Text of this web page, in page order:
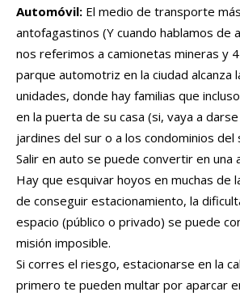
Automóvil: El medio de transporte
antofagastinos (Y cuando hablamos de
nos referimos a camionetas mineras y
parque automotriz en la ciudad alcanza
unidades, donde hay familias que
en la puerta de su casa (si, vaya a
jardines del sur o a los condominios
Salir en auto se puede convertir en una
Hay que esquivar hoyos en muchas de
de conseguir estacionamiento, la
espacio (público o privado) se puede
misión imposible.
Si corres el riesgo, estacionarse en la
primero te pueden multar por aparcar